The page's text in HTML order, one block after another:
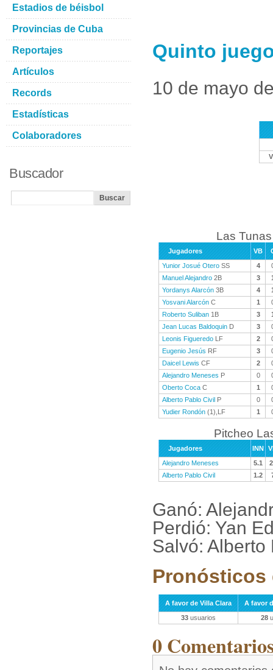
Quinto
10 de mayo
Las
Jugadores VB
Yunior Josué Otero SS 4
Manuel Alejandro 2B 3
Yordanys Alarcón 3B 4
Yosvani Alarcón C 1
Roberto Suliban 1B 3
Jean Lucas Baldoquin D 3
Leonis Figueredo LF 2
Eugenio Jesús RF 3
Daicel Lewis CF 2
Alejandro Meneses P 0
Oberto Coca C 1
Alberto Pablo Civil P 0
Yudier Rondón (1),LF 1
Pitcheo
Jugadores INN
Alejandro Meneses
5.1
Alberto Pablo Civil
1.2
Ganó:
Perdió: Yan
Salvó:
Pronósticos
A favor de Villa Clara
A favor
33 usuarios 28
0
Estadios de béisbol
Provincias de Cuba
Reportajes
Artículos
Records
Estadísticas
Colaboradores
Buscador